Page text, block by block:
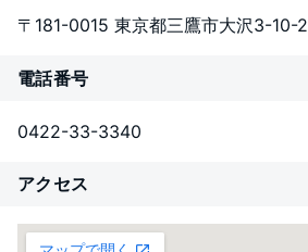
〒181-0015 東京都三鷹市大沢3-10-2
電話番号
0422-33-3340
アクセス